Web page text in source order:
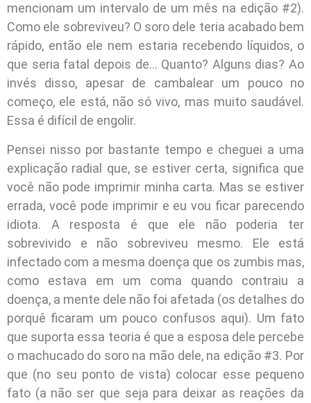
mencionam um intervalo de um mês na edição #2).
Como ele sobreviveu? O soro dele teria acabado bem
rápido, então ele nem estaria recebendo líquidos, o
que seria fatal depois de… Quanto? Alguns dias? Ao
invés disso, apesar de cambalear um pouco no
começo, ele está, não só vivo, mas muito saudável.
Essa é difícil de engolir.
Pensei nisso por bastante tempo e cheguei a uma
explicação radial que, se estiver certa, significa que
você não pode imprimir minha carta. Mas se estiver
errada, você pode imprimir e eu vou ficar parecendo
idiota. A resposta é que ele não poderia ter
sobrevivido e não sobreviveu mesmo. Ele está
infectado com a mesma doença que os zumbis mas,
como estava em um coma quando contraiu a
doença, a mente dele não foi afetada (os detalhes do
porquê ficaram um pouco confusos aqui). Um fato
que suporta essa teoria é que a esposa dele percebe
o machucado do soro na mão dele, na edição #3. Por
que (no seu ponto de vista) colocar esse pequeno
fato (a não ser que seja para deixar as reações da